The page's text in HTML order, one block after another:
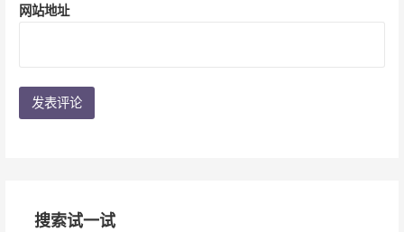
网站地址
搜索试一试